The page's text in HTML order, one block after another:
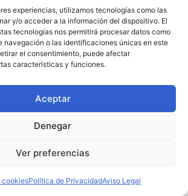
experiencias, utilizamos tecnologías como las
y/o acceder a la información del dispositivo. El
tecnologías nos permitirá procesar datos como
navegación o las identificaciones únicas en este
el consentimiento, puede afectar
características y funciones.
Aceptar
Denegar
Ver preferencias
cookiesPolítica de PrivacidadAviso Legal